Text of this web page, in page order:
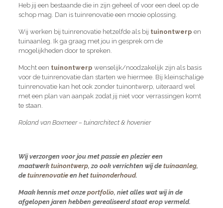
Heb jij een bestaande die in zijn geheel of voor een deel op de
schop mag. Dan is tuinrenovatie een mooie oplossing.
Wij werken bij tuinrenovatie hetzelfde als bij tuinontwerp en
tuinaanleg. Ik ga graag met jou in gesprek om de
mogelijkheden door te spreken.
Mocht een tuinontwerp wenselijk/noodzakelijk zijn als basis
voor de tuinrenovatie dan starten we hiermee. Bij kleinschalige
tuinrenovatie kan het ook zonder tuinontwerp, uiteraard wel
met een plan van aanpak zodat jij niet voor verrassingen komt
te staan.
Roland van Boxmeer – tuinarchitect & hovenier
Wij verzorgen voor jou met passie en plezier een
maatwerktuinontwerp, zo ook verrichten wij de tuinaanleg,
detuinrenovatieen het tuinonderhoud.
Maak kennis met onze portfolio, niet alles wat wij in de
afgelopen jaren hebben gerealiseerd staat erop vermeld.